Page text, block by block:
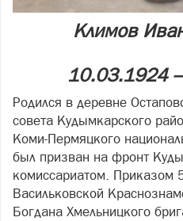
Климов
10.03.1924
Родился в деревне
совета Кудымкарского
Коми-Пермяцкого
был призван на фронт
комиссариатом. Приказом
Васильковской
Богдана Хмельницкого